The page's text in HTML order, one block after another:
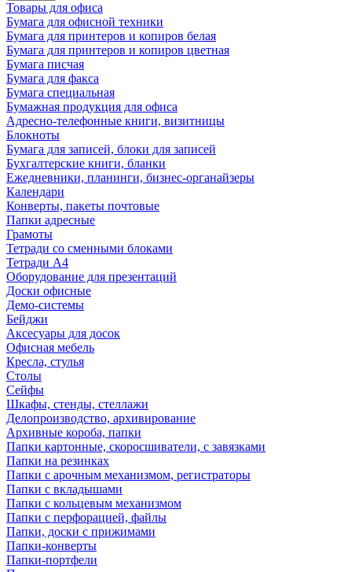
Товары для офиса
Бумага для офисной техники
Бумага для принтеров и копиров белая
Бумага для принтеров и копиров цветная
Бумага писчая
Бумага для факса
Бумага специальная
Бумажная продукция для офиса
Адресно-телефонные книги, визитницы
Блокноты
Бумага для записей, блоки для записей
Бухгалтерские книги, бланки
Ежедневники, планинги, бизнес-органайзеры
Календари
Конверты, пакеты почтовые
Папки адресные
Грамоты
Тетради со сменными блоками
Тетради А4
Оборудование для презентаций
Доски офисные
Демо-системы
Бейджи
Аксесуары для досок
Офисная мебель
Кресла, стулья
Столы
Сейфы
Шкафы, стенды, стеллажи
Делопроизводство, архивирование
Архивные короба, папки
Папки картонные, скоросшиватели, с завязками
Папки на резинках
Папки с арочным механизмом, регистраторы
Папки с вкладышами
Папки с кольцевым механизмом
Папки с перфорацией, файлы
Папки, доски с прижимами
Папки-конверты
Папки-портфели